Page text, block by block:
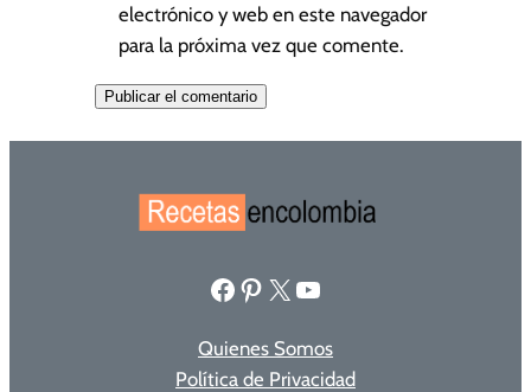
electrónico y web en este navegador
para la próxima vez que comente.
Facebook Pinterest X YouTube
Quienes Somos
Política de Privacidad